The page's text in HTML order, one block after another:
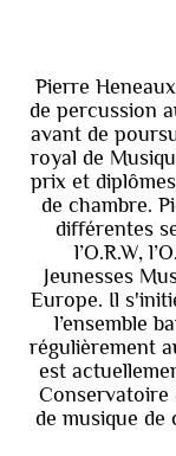
Pierre
de percussion
avant de
royal de
prix et
de chambre.
différentes
l’O.R.W,
Jeunesses
Europe. Il
l’ensemble
régulièrement
est
Conservatoire
de musique de